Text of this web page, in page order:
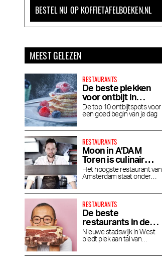
BESTEL NU OP KOFFIETAFELBOEKEN.NL
MEEST GELEZEN
RESTAURANTS
De beste plekken
voor ontbijt in
Amsterdam
De top 10 ontbijtspots voor
een goed begin van je dag
RESTAURANTS
Moon in A’DAM
Toren is culinair
genieten op grote
hoogte
Het hoogste restaurant van
Amsterdam staat onder
RESTAURANTS
De beste
restaurants in de
Houthavens
Nieuwe stadswijk in West
biedt plek aan tal van